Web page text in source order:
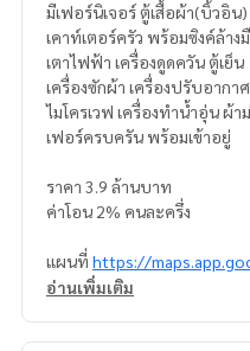
มีเฟอร์นิเจอร์ ตู้เสื้อผ้า(บิ้วอิน)
เคาท์เตอร์ครัว พร้อมซิงค์ล้าง
เตาไฟฟ้า เครื่องดูดควัน ตู้เย็น
เครื่องซักผ้า เครื่องปรับอากาศ
ไมโครเวฟ เครื่องทำน้ำอุ่น ผ้า
เฟอร์ครบครัน พร้อมเข้าอยู่
ราคา 3.9 ล้านบาท
ค่าโอน 2% คนละครึ่ง
แผนที่ https://
อ่านเพิ่มเติม